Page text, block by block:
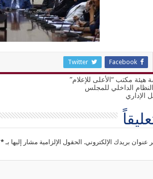
Facebook
Twitter
هيئة مكتب “الأعلى للإعلام”
النظام الداخلي للمجلس
الإداري
عنوان بريدك الإلكتروني. الحقول الإلزامية مشار إليها بـ*